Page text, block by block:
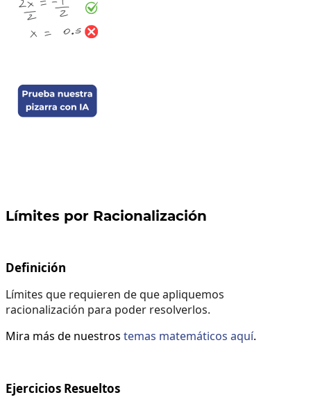
Límites por Racionalización
Definición
Límites que requieren de que apliquemos
racionalización para poder resolverlos.
Mira más de nuestros temas matemáticos aquí.
Ejercicios Resueltos